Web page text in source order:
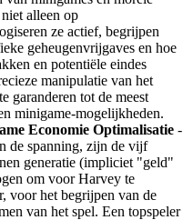
alleen op
ze actief, begrijpen
geheugenvrijgaves en hoe
en potentiële eindes
manipulatie van het
garanderen tot de meest
minigame-mogelijkheden.
Economie Optimalisatie -
de spanning, zijn de vijf
generatie (impliciet "geld"
om voor Harvey te
voor het begrijpen van de
van het spel. Een topspeler